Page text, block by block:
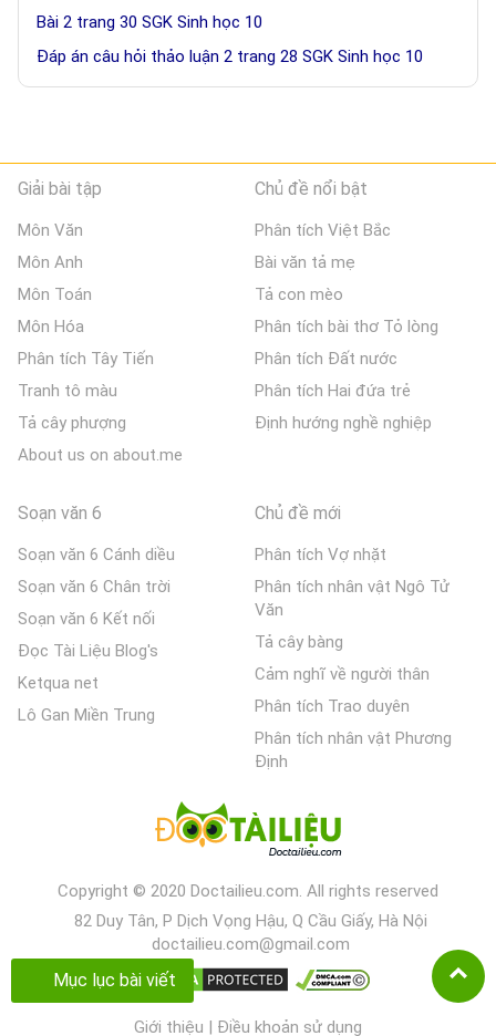
Mục lục bài viết
Bài 2 trang 30 SGK Sinh học 10
Đáp án câu hỏi thảo luận 2 trang 28 SGK Sinh học 10
Giải bài tập
Môn Văn
Môn Anh
Môn Toán
Môn Hóa
Phân tích Tây Tiến
Tranh tô màu
Tả cây phượng
About us on about.me
Chủ đề nổi bật
Phân tích Việt Bắc
Bài văn tả mẹ
Tả con mèo
Phân tích bài thơ Tỏ lòng
Phân tích Đất nước
Phân tích Hai đứa trẻ
Định hướng nghề nghiệp
Soạn văn 6
Soạn văn 6 Cánh diều
Soạn văn 6 Chân trời
Soạn văn 6 Kết nối
Đọc Tài Liệu Blog's
Ketqua net
Lô Gan Miền Trung
Chủ đề mới
Phân tích Vợ nhặt
Phân tích nhân vật Ngô Tử
Văn
Tả cây bàng
Cảm nghĩ về người thân
Phân tích Trao duyên
Phân tích nhân vật Phương
Định
Copyright © 2020 Doctailieu.com. All rights reserved
82 Duy Tân, P Dịch Vọng Hậu, Q Cầu Giấy, Hà Nội
doctailieu.com@gmail.com
Giới thiệu | Điều khoản sử dụng